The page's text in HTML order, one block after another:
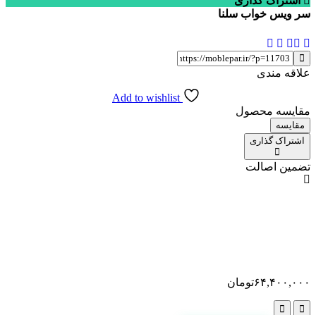
سر ویس خواب سلنا
علاقه مندی
Add to wishlist
مقایسه محصول
مقایسه
اشتراک گذاری
تضمین اصالت
۶۴,۴۰۰,۰۰۰تومان